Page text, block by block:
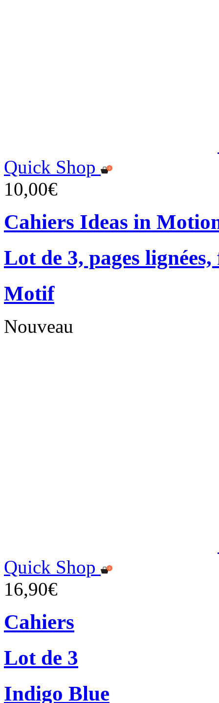
Quick Shop
10,00€
Cahiers Ideas in
Lot de 3, pages
Motif
Nouveau
Quick Shop
16,90€
Cahiers
Lot de 3
Indigo Blue